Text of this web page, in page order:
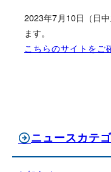
2023年7月10日（日
ます。
こちらのサイトをご
ニュースカテ